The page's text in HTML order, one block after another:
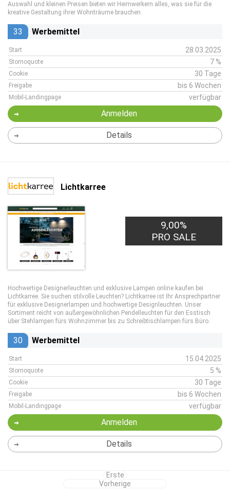
Auswahl und kleinen Preisen bieten wir Heimwerkern alles, was sie für die
kreative Gestaltung ihrer Wohnträume brauchen.
33 Werbemittel
Start 28.03.2025
Stornoquote 7 %
Cookie 30 Tage
Freigabe bis 6 Wochen
Mobil-Landingpage verfügbar
Anmelden
Details
Lichtkarree
9,00%
PRO SALE
Hochwertige Designerleuchten und exklusive Lampen online kaufen bei
Lichtkarree. Sie suchen stilvolle Leuchten? Lichtkarree ist Ihr Ansprechpartner
für exklusive Designerlampen und hochwertige Designleuchten. Unser
Sortiment reicht von außergewöhnlichen Pendelleuchten für den Esstisch
über Stehlampen fürs Wohnzimmer bis zu Schreibtischlampen fürs Büro.
30 Werbemittel
Start 15.04.2025
Stornoquote 5 %
Cookie 30 Tage
Freigabe bis 6 Wochen
Mobil-Landingpage verfügbar
Anmelden
Details
Erste
Vorherige